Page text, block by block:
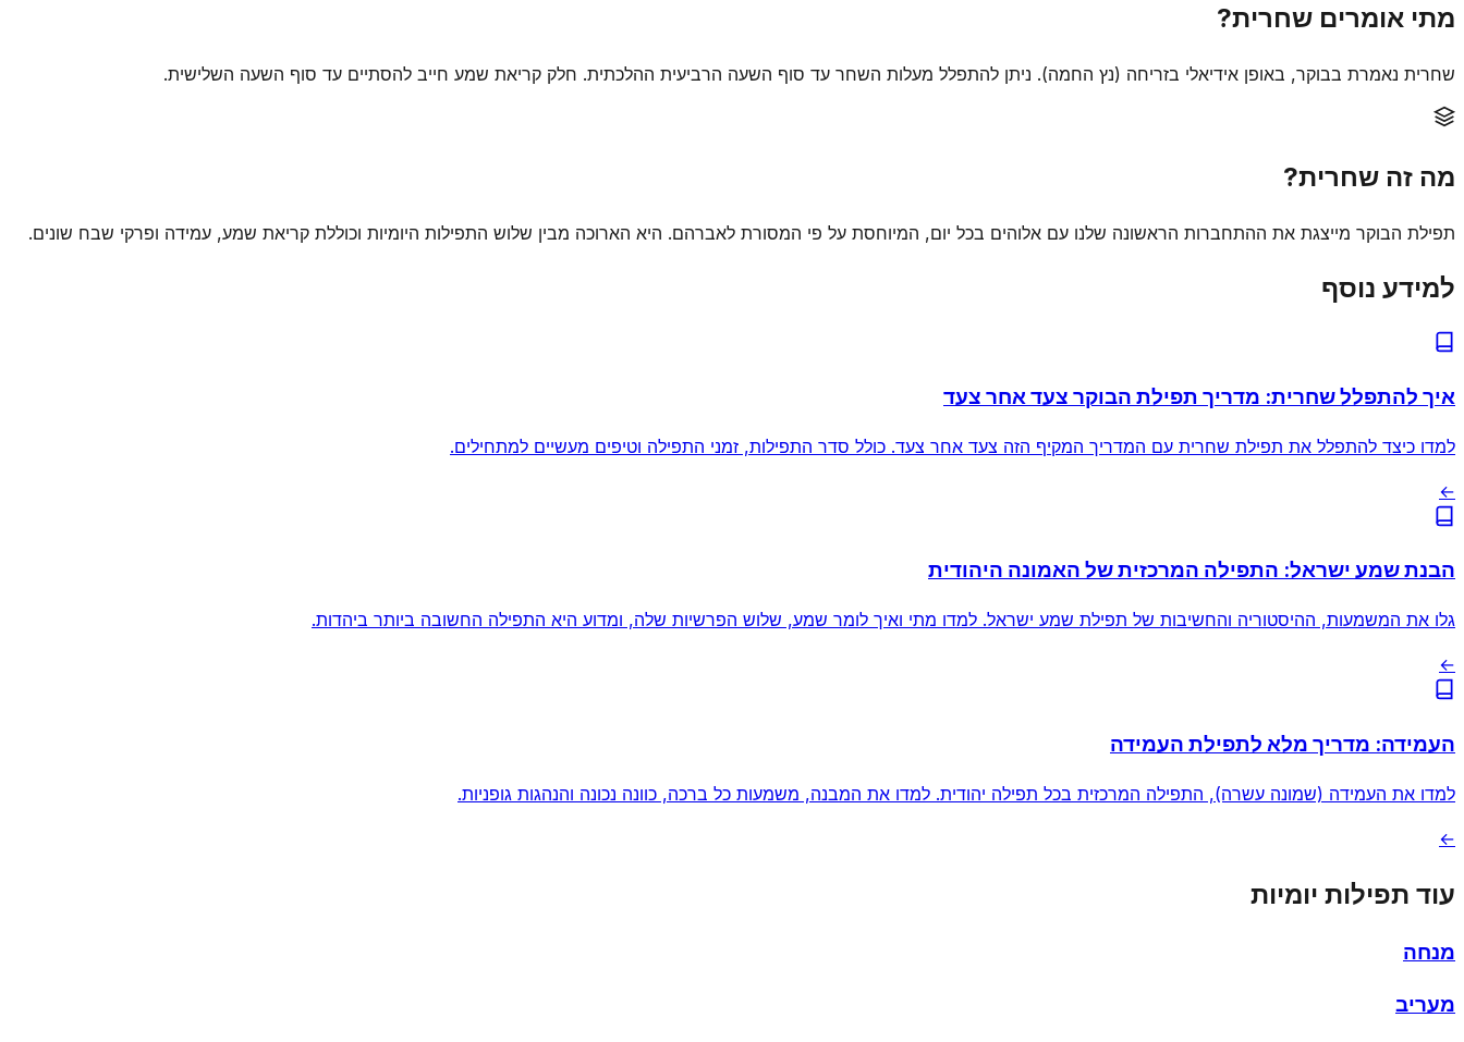
מתי אומרים שחרית?
שחרית נאמרת בבוקר, באופן אידיאלי בזריחה (נץ החמה). ניתן להתפלל מעלות השחר עד סוף השעה הרביעית ההלכתית. חלק קריאת שמע חייב להסתיים עד סוף השעה השלישית.
מה זה שחרית?
תפילת הבוקר מייצגת את ההתחברות הראשונה שלנו עם אלוהים בכל יום, המיוחסת על פי המסורת לאברהם. היא הארוכה מבין שלוש התפילות היומיות וכוללת קריאת שמע, עמידה ופרקי שבח שונים.
למידע נוסף
איך להתפלל שחרית: מדריך תפילת הבוקר צעד אחר צעד
למדו כיצד להתפלל את תפילת שחרית עם המדריך המקיף הזה צעד אחר צעד. כולל סדר התפילות, זמני התפילה וטיפים מעשיים למתחילים.
←
הבנת שמע ישראל: התפילה המרכזית של האמונה היהודית
גלו את המשמעות, ההיסטוריה והחשיבות של תפילת שמע ישראל. למדו מתי ואיך לומר שמע, שלוש הפרשיות שלה, ומדוע היא התפילה החשובה ביותר ביהדות.
←
העמידה: מדריך מלא לתפילת העמידה
למדו את העמידה (שמונה עשרה), התפילה המרכזית בכל תפילה יהודית. למדו את המבנה, משמעות כל ברכה, כוונה נכונה והנהגות גופניות.
←
עוד תפילות יומיות
מנחה
מעריב